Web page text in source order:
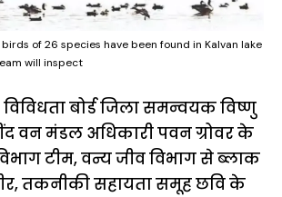
of 26 species have been found in Kalvan lake
will inspect
बोर्ड जिला समन्वयक विष्णु
वन मंडल अधिकारी पवन ग्रोवर के
टीम, वन्य जीव विभाग से ब्लाक
तकनीकी सहायता समूह छवि के